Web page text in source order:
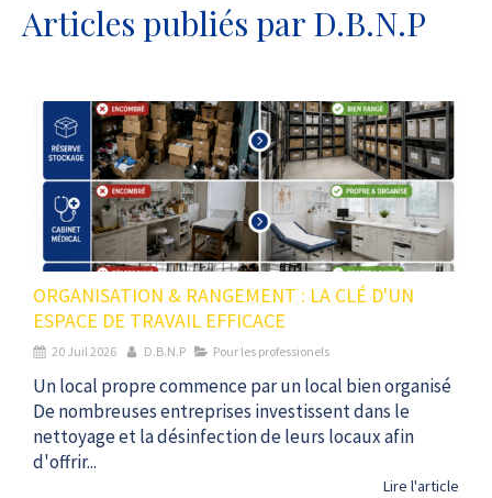
Articles publiés par D.B.N.P
ORGANISATION & RANGEMENT : LA CLÉ D'UN
ESPACE DE TRAVAIL EFFICACE
20 Juil 2026 D.B.N.P Pour les professionels
Un local propre commence par un local bien organisé
De nombreuses entreprises investissent dans le
nettoyage et la désinfection de leurs locaux afin
d'offrir...
Lire l'article